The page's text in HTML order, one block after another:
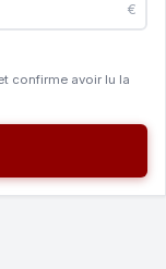
€
confirme avoir lu la